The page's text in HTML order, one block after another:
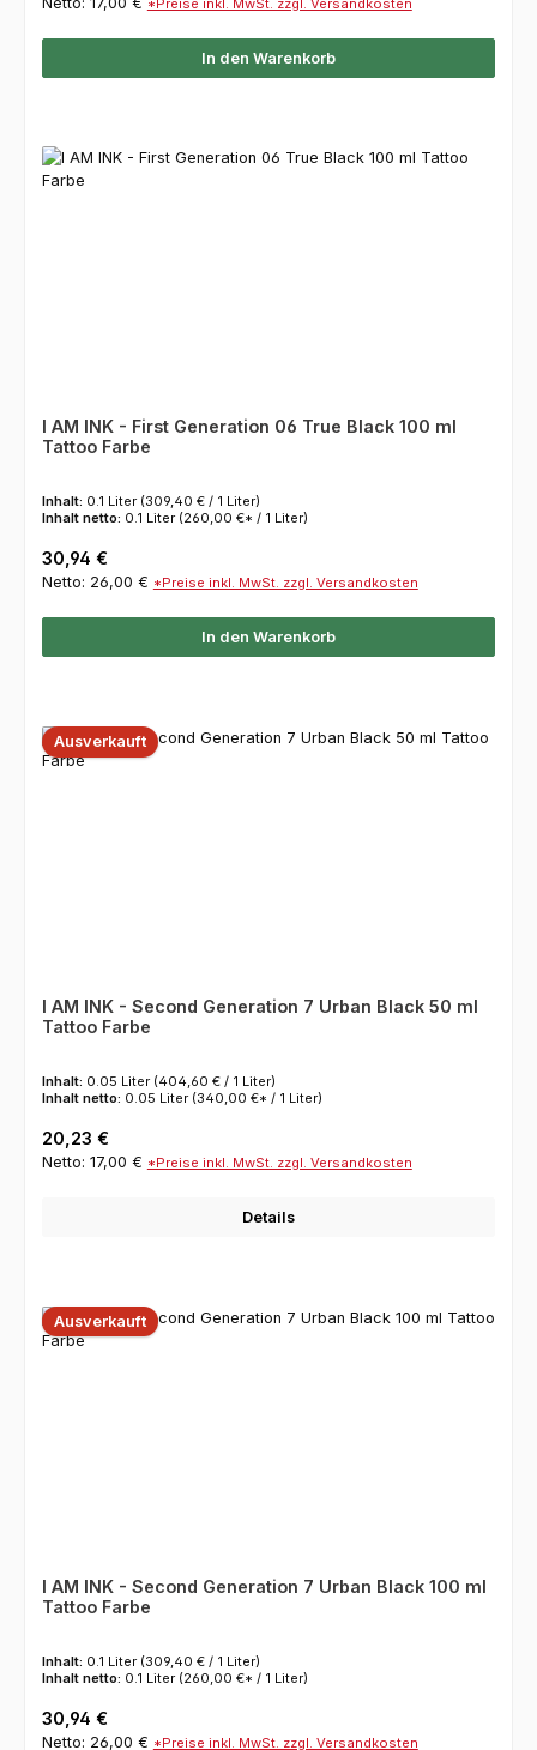
In den Warenkorb
I AM INK - First Generation 06 True Black 100 ml
Tattoo Farbe
Inhalt: 0.1 Liter (309,40 € / 1 Liter)
Inhalt netto: 0.1 Liter (260,00 €* / 1 Liter)
Regulärer Preis:
30,94 €
Netto: 26,00 € *Preise inkl. MwSt. zzgl. Versandkosten
In den Warenkorb
Ausverkauft
I AM INK - Second Generation 7 Urban Black 50 ml
Tattoo Farbe
Inhalt: 0.05 Liter (404,60 € / 1 Liter)
Inhalt netto: 0.05 Liter (340,00 €* / 1 Liter)
Regulärer Preis:
20,23 €
Netto: 17,00 € *Preise inkl. MwSt. zzgl. Versandkosten
Details
Ausverkauft
I AM INK - Second Generation 7 Urban Black 100 ml
Tattoo Farbe
Inhalt: 0.1 Liter (309,40 € / 1 Liter)
Inhalt netto: 0.1 Liter (260,00 €* / 1 Liter)
Regulärer Preis:
30,94 €
Netto: 26,00 € *Preise inkl. MwSt. zzgl. Versandkosten